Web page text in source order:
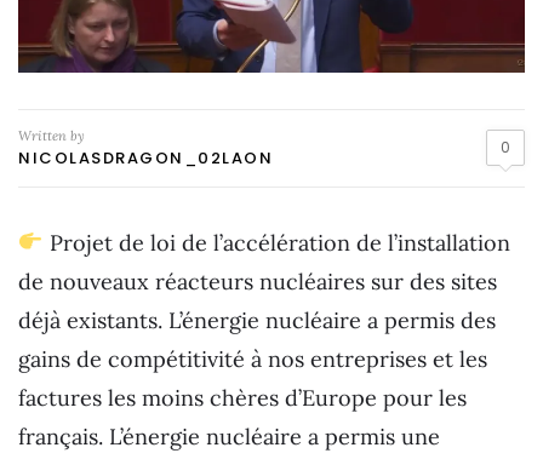
Written by
NICOLASDRAGON_02LAON 0
Projet de loi de l’accélération de l’installation
de nouveaux réacteurs nucléaires sur des sites
déjà existants. L’énergie nucléaire a permis des
gains de compétitivité à nos entreprises et les
factures les moins chères d’Europe pour les
français. L’énergie nucléaire a permis une